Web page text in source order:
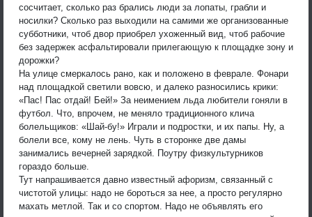
сосчитает, сколько раз брались люди за лопаты, грабли и
носилки? Сколько раз выходили на самими же организованные
субботники, чтоб двор приобрел ухоженный вид, чтоб рабочие
без задержек асфальтировали прилегающую к площадке зону и
дорожки?
На улице смеркалось рано, как и положено в феврале. Фонари
над площадкой светили вовсю, и далеко разносились крики:
«Пас! Пас отдай! Бей!» За неимением льда любители гоняли в
футбол. Что, впрочем, не меняло традиционного клича
болельщиков: «Шай-бу!» Играли и подростки, и их папы. Ну, а
болели все, кому не лень. Чуть в сторонке две дамы
занимались вечерней зарядкой. Поутру физкультурников
гораздо больше.
Тут напрашивается давно известный афоризм, связанный с
чистотой улицы: надо не бороться за нее, а просто регулярно
махать метлой. Так и со спортом. Надо не объявлять его